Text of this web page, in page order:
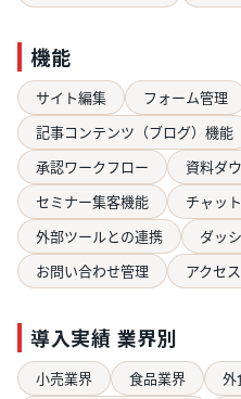
機能
サイト編集
フォーム管理
記事コンテンツ（ブログ）機能
承認ワークフロー
資料ダ
セミナー集客機能
チャッ
外部ツールとの連携
ダッ
お問い合わせ管理
アクセ
導入実績 業界別
小売業界 食品業界
外